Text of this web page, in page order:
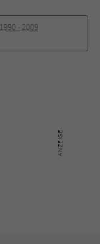
1990 -­ 2009